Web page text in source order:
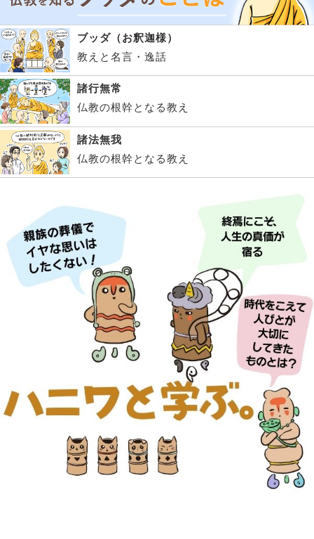
ブッダ（お釈迦様）
教えと名言・逸話
諸行無常
仏教の根幹となる教え
諸法無我
仏教の根幹となる教え